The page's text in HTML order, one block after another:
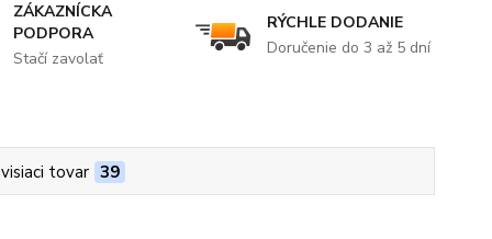
ZÁKAZNÍCKA
PODPORA
Stačí zavolať
RÝCHLE DODANIE
Doručenie do 3 až 5 dní
tovar 39